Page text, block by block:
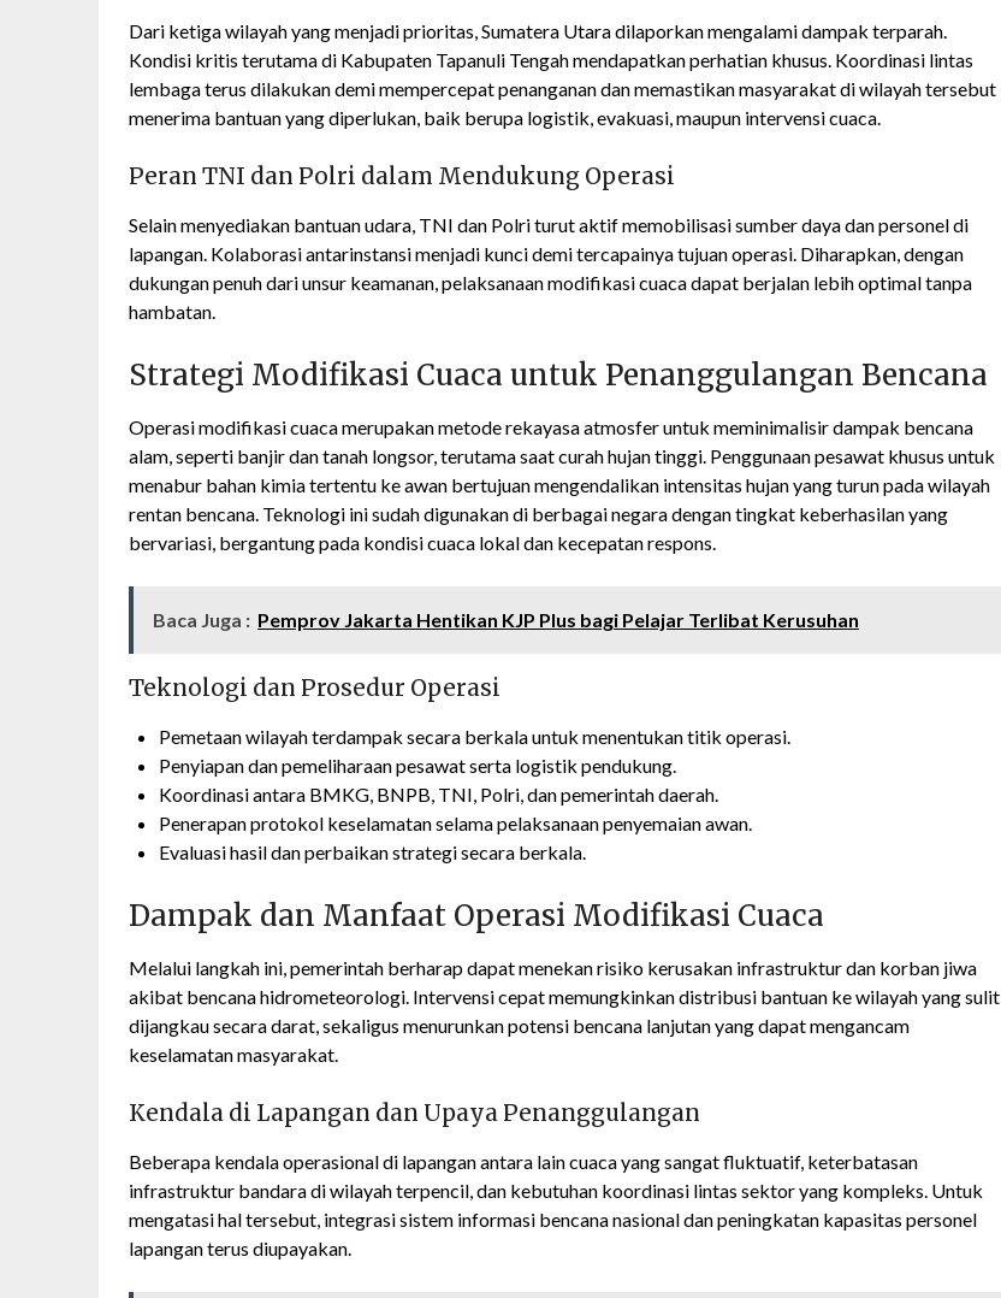
Dari ketiga wilayah yang menjadi prioritas, Sumatera Utara dilaporkan mengalami dampak terparah.
Kondisi kritis terutama di Kabupaten Tapanuli Tengah mendapatkan perhatian khusus. Koordinasi lintas
lembaga terus dilakukan demi mempercepat penanganan dan memastikan masyarakat di wilayah tersebut
menerima bantuan yang diperlukan, baik berupa logistik, evakuasi, maupun intervensi cuaca.
Peran TNI dan Polri dalam Mendukung Operasi
Selain menyediakan bantuan udara, TNI dan Polri turut aktif memobilisasi sumber daya dan personel di
lapangan. Kolaborasi antarinstansi menjadi kunci demi tercapainya tujuan operasi. Diharapkan, dengan
dukungan penuh dari unsur keamanan, pelaksanaan modifikasi cuaca dapat berjalan lebih optimal tanpa
hambatan.
Strategi Modifikasi Cuaca untuk Penanggulangan Bencana
Operasi modifikasi cuaca merupakan metode rekayasa atmosfer untuk meminimalisir dampak bencana
alam, seperti banjir dan tanah longsor, terutama saat curah hujan tinggi. Penggunaan pesawat khusus untuk
menabur bahan kimia tertentu ke awan bertujuan mengendalikan intensitas hujan yang turun pada wilayah
rentan bencana. Teknologi ini sudah digunakan di berbagai negara dengan tingkat keberhasilan yang
bervariasi, bergantung pada kondisi cuaca lokal dan kecepatan respons.
Baca Juga : Pemprov Jakarta Hentikan KJP Plus bagi Pelajar Terlibat Kerusuhan
Teknologi dan Prosedur Operasi
Pemetaan wilayah terdampak secara berkala untuk menentukan titik operasi.
Penyiapan dan pemeliharaan pesawat serta logistik pendukung.
Koordinasi antara BMKG, BNPB, TNI, Polri, dan pemerintah daerah.
Penerapan protokol keselamatan selama pelaksanaan penyemaian awan.
Evaluasi hasil dan perbaikan strategi secara berkala.
Dampak dan Manfaat Operasi Modifikasi Cuaca
Melalui langkah ini, pemerintah berharap dapat menekan risiko kerusakan infrastruktur dan korban jiwa
akibat bencana hidrometeorologi. Intervensi cepat memungkinkan distribusi bantuan ke wilayah yang sulit
dijangkau secara darat, sekaligus menurunkan potensi bencana lanjutan yang dapat mengancam
keselamatan masyarakat.
Kendala di Lapangan dan Upaya Penanggulangan
Beberapa kendala operasional di lapangan antara lain cuaca yang sangat fluktuatif, keterbatasan
infrastruktur bandara di wilayah terpencil, dan kebutuhan koordinasi lintas sektor yang kompleks. Untuk
mengatasi hal tersebut, integrasi sistem informasi bencana nasional dan peningkatan kapasitas personel
lapangan terus diupayakan.